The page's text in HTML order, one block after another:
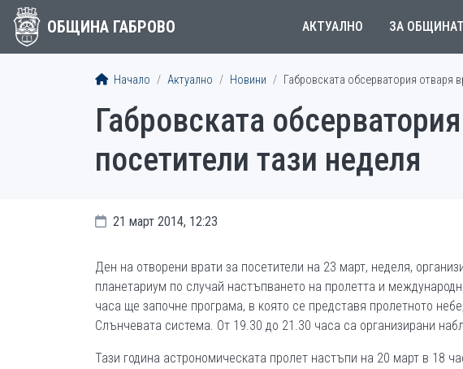
ОБЩИНА ГАБРОВО АКТУАЛНО ЗА
Начало Актуално Новини Габровската обсерватория отваря
Габровската
посетители тази неделя
21 март 2014, 12:23
Ден на отворени врати за посетители на 23 март, неделя,
планетариум по случай настъпването на пролетта и
часа ще започне програма, в която се представя пролетното
Слънчевата система. От 19.30 до 21.30 часа са организирани
Тази година астрономическата пролет настъпи на 20 март в 18